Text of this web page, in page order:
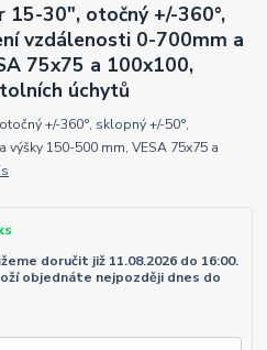
30", otočný +/-360°,
vzdálenosti 0-700mm a
75x75 a 100x100,
úchytů
+/-360°, sklopný +/-50°,
150-500 mm, VESA 75x75 a
doručit již 11.08.2026 do 16:00.
objednáte nejpozději dnes do